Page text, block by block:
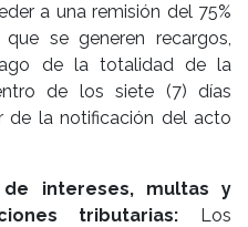
a una remisión del 75%
se generen recargos,
de la totalidad de la
de los siete (7) días
de la notificación del acto
de intereses, multas y
tributarias: Los